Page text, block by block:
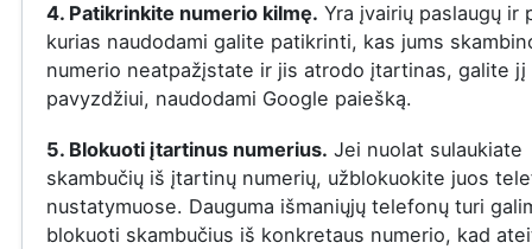
4. Patikrinkite numerio kilmę. Yra įvairių paslaugų ir
kurias naudodami galite patikrinti, kas jums
numerio neatpažįstate ir jis atrodo įtartinas, galite
pavyzdžiui, naudodami Google paiešką.
5. Blokuoti įtartinus numerius. Jei nuolat sulaukiate
skambučių iš įtartinų numerių, užblokuokite juos
nustatymuose. Dauguma išmaniųjų telefonų turi
blokuoti skambučius iš konkretaus numerio, kad